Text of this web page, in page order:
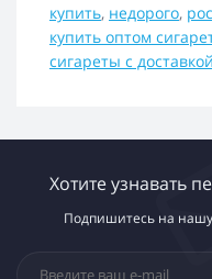
купить, недорого,
купить оптом
сигареты с доставкой
Хотите узнавать
Подпишитесь на нашу